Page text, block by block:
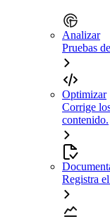
Analizar
Pruebas
Optimizar
Corrige
contenido.
Registra